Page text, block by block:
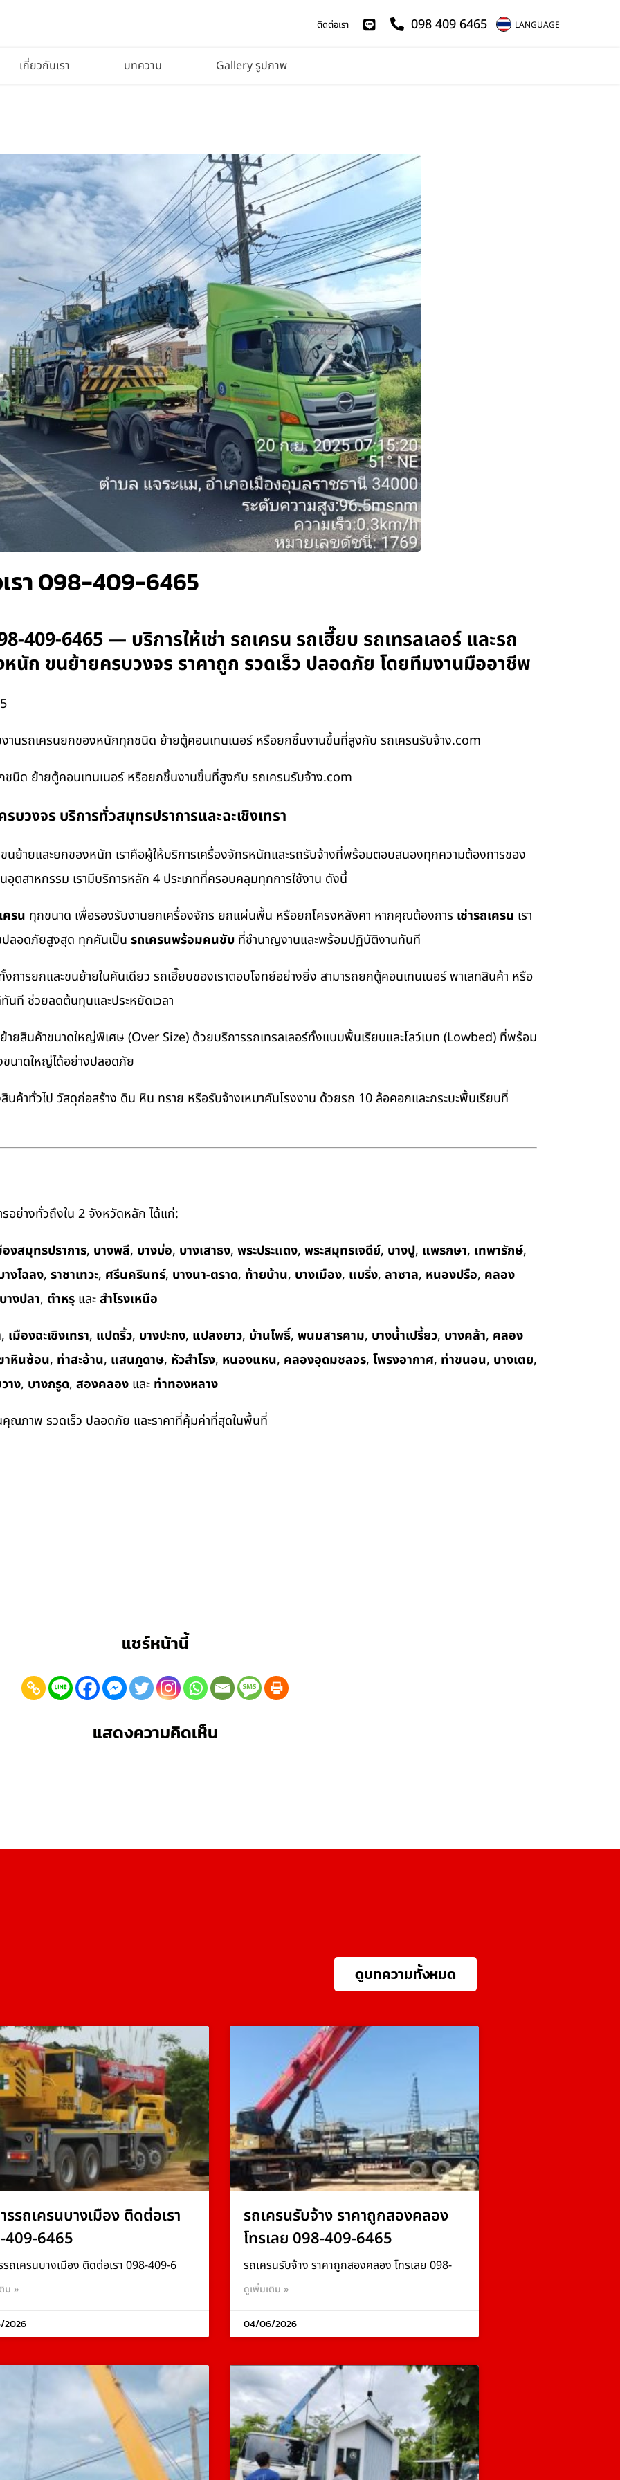
ติดต่อเรา 098 409 6465 LANGUAGE
เกี่ยวกับเรา บทความ Gallery รูปภาพ
รา 098-409-6465
409-6465 — บริการให้เช่า รถเครน รถเฮี๊ยบ รถเทรลเลอร์ และรถ
นัก ขนย้ายครบวงจร ราคาถูก รวดเร็ว ปลอดภัย โดยทีมงานมืออาชีพ
านรถเครนยกของหนักทุกชนิด ย้ายตู้คอนเทนเนอร์ หรือยกชิ้นงานขึ้นที่สูงกับ รถเครนรับจ้าง.com
นิด ย้ายตู้คอนเทนเนอร์ หรือยกชิ้นงานขึ้นที่สูงกับ รถเครนรับจ้าง.com
วงจร บริการทั่วสมุทรปราการและฉะเชิงเทรา
ย้ายและยกของหนัก เราคือผู้ให้บริการเครื่องจักรหนักและรถรับจ้างที่พร้อมตอบสนองทุกความต้องการของ
นอุตสาหกรรม เรามีบริการหลัก 4 ประเภทที่ครอบคลุมทุกการใช้งาน ดังนี้
ครน ทุกขนาด เพื่อรองรับงานยกเครื่องจักร ยกแผ่นพื้น หรือยกโครงหลังคา หากคุณต้องการ เช่ารถเครน เรา
ปลอดภัยสูงสุด ทุกคันเป็น รถเครนพร้อมคนขับ ที่ชำนาญงานและพร้อมปฏิบัติงานทันที
การยกและขนย้ายในคันเดียว รถเฮี๊ยบของเราตอบโจทย์อย่างยิ่ง สามารถยกตู้คอนเทนเนอร์ พาเลทสินค้า หรือ
นที ช่วยลดต้นทุนและประหยัดเวลา
ยสินค้าขนาดใหญ่พิเศษ (Over Size) ด้วยบริการรถเทรลเลอร์ทั้งแบบพื้นเรียบและโลว์เบท (Lowbed) ที่พร้อม
นาดใหญ่ได้อย่างปลอดภัย
นค้าทั่วไป วัสดุก่อสร้าง ดิน หิน ทราย หรือรับจ้างเหมาคันโรงงาน ด้วยรถ 10 ล้อคอกและกระบะพื้นเรียบที่
อย่างทั่วถึงใน 2 จังหวัดหลัก ได้แก่:
องสมุทรปราการ, บางพลี, บางบ่อ, บางเสาธง, พระประแดง, พระสมุทรเจดีย์, บางปู, แพรกษา, เทพารักษ์,
างโฉลง, ราชาเทวะ, ศรีนครินทร์, บางนา-ตราด, ท้ายบ้าน, บางเมือง, แบริ่ง, ลาซาล, หนองปรือ, คลอง
บางปลา, ตำหรุ และสำโรงเหนือ
, เมืองฉะเชิงเทรา, แปดริ้ว, บางปะกง, แปลงยาว, บ้านโพธิ์, พนมสารคาม, บางน้ำเปรี้ยว, บางคล้า, คลอง
าหินซ้อน, ท่าสะอ้าน, แสนภูดาษ, หัวสำโรง, หนองแหน, คลองอุดมชลจร, โพรงอากาศ, ท่าขนอน, บางเตย,
าง, บางกรูด, สองคลอง และ ท่าทองหลาง
คุณภาพ รวดเร็ว ปลอดภัย และราคาที่คุ้มค่าที่สุดในพื้นที่
แชร์หน้านี้
แสดงความคิดเห็น
ดูบทความทั้งหมด
รรถเครนบางเมือง ติดต่อเรา
409-6465
รถเครนบางเมือง ติดต่อเรา 098-409-6
ม »
2026
รถเครนรับจ้าง ราคาถูกสองคลอง
โทรเลย 098-409-6465
รถเครนรับจ้าง ราคาถูกสองคลอง โทรเลย 098-
ดูเพิ่มเติม »
04/06/2026